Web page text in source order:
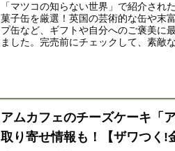
「マツコの知らない世界」で紹介され
菓子缶を厳選！英国の芸術的な缶や末
プ缶など、ギフトや自分へのご褒美に
ました。完売前にチェックして、素敵
アムカフェのチーズケーキ「
取り寄せ情報も！【ザワつく!